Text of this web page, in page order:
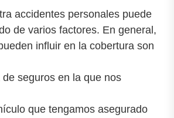
accidentes personales puede
de varios factores. En general,
influir en la cobertura son
seguros en la que nos
que tengamos asegurado